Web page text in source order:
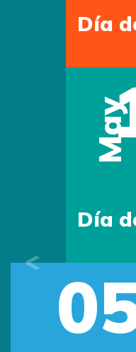
Día
May
Día
Previous